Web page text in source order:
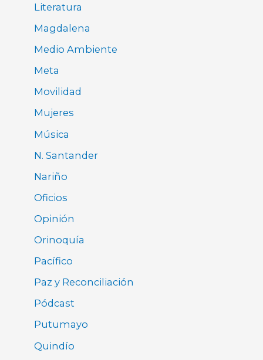
Literatura
Magdalena
Medio Ambiente
Meta
Movilidad
Mujeres
Música
N. Santander
Nariño
Oficios
Opinión
Orinoquía
Pacífico
Paz y Reconciliación
Pódcast
Putumayo
Quindío